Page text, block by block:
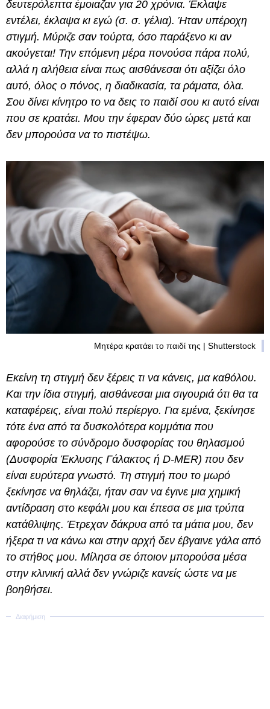
δευτερόλεπτα έμοιαζαν για 20 χρόνια. Έκλαψε
εντέλει, έκλαψα κι εγώ (σ. σ. γέλια). Ήταν υπέροχη
στιγμή. Μύριζε σαν τούρτα, όσο παράξενο κι αν
ακούγεται! Την επόμενη μέρα πονούσα πάρα πολύ,
αλλά η αλήθεια είναι πως αισθάνεσαι ότι αξίζει όλο
αυτό, όλος ο πόνος, η διαδικασία, τα ράματα, όλα.
Σου δίνει κίνητρο το να δεις το παιδί σου κι αυτό είναι
που σε κρατάει. Μου την έφεραν δύο ώρες μετά και
δεν μπορούσα να το πιστέψω.
Μητέρα κρατάει το παιδί της | Shutterstock
Εκείνη τη στιγμή δεν ξέρεις τι να κάνεις, μα καθόλου.
Και την ίδια στιγμή, αισθάνεσαι μια σιγουριά ότι θα τα
καταφέρεις, είναι πολύ περίεργο. Για εμένα, ξεκίνησε
τότε ένα από τα δυσκολότερα κομμάτια που
αφορούσε το σύνδρομο δυσφορίας του θηλασμού
(Δυσφορία Έκλυσης Γάλακτος ή D-MER) που δεν
είναι ευρύτερα γνωστό. Τη στιγμή που το μωρό
ξεκίνησε να θηλάζει, ήταν σαν να έγινε μια χημική
αντίδραση στο κεφάλι μου και έπεσα σε μια τρύπα
κατάθλιψης. Έτρεχαν δάκρυα από τα μάτια μου, δεν
ήξερα τι να κάνω και στην αρχή δεν έβγαινε γάλα από
το στήθος μου. Μίλησα σε όποιον μπορούσα μέσα
στην κλινική αλλά δεν γνώριζε κανείς ώστε να με
βοηθήσει.